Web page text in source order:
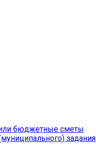
или бюджетные сметы
задания